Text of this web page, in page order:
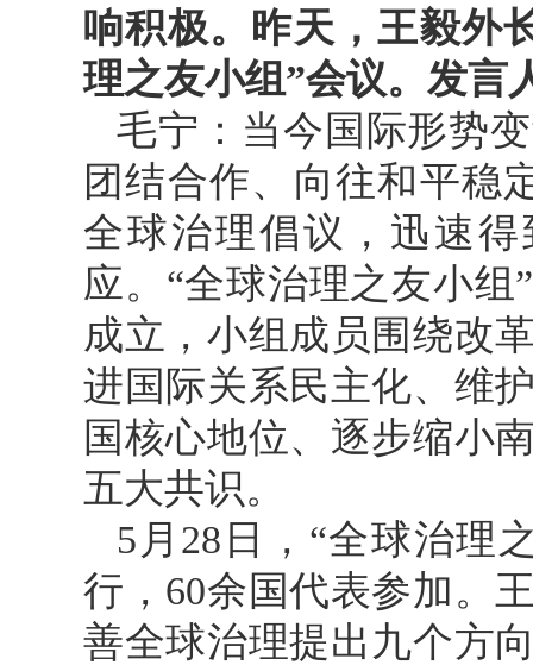
响积极。昨天，王毅外
理之友小组”会议。发言
毛宁：当今国际形势
团结合作、向往和平稳
全球治理倡议，迅速
应。“全球治理之友小
成立，小组成员围绕改
进国际关系民主化、维
国核心地位、逐步缩小
五大共识。
5月28日，“全球治理
行，60余国代表参加。
善全球治理提出九个方